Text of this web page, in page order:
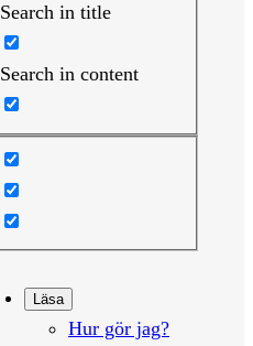
Search in title
Search in content
Läsa
Hur gör jag?